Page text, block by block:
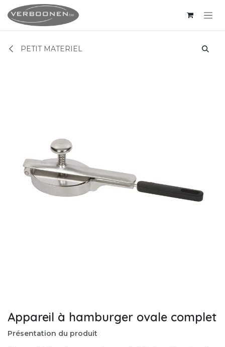
Se rendre au contenu
PETIT MATERIEL
Appareil à hamburger ovale complet
Présentation du produit